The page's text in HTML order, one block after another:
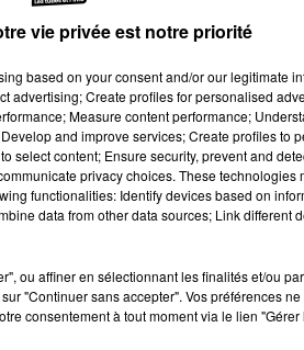
vie privée est notre priorité
based on your consent and/or our legitimate
advertising; Create profiles for personalised
Measure content performance;
and improve services; Create profiles to
select content; Ensure security, prevent and
privacy choices. These technologies
functionalities: Identify devices based on
data from other data sources; Link different
ou affiner en sélectionnant les finalités et/ou
"Continuer sans accepter". Vos préférences
consentement à tout moment via le lien